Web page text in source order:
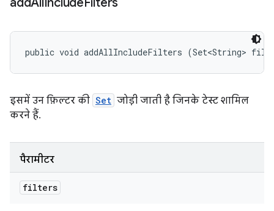
public void addAllIncludeFilters (Set<String>
इसमें उन फ़िल्टर की Set जोड़ी जाती है जिनके टेस्ट शामिल
करने हैं.
पैरामीटर
filters